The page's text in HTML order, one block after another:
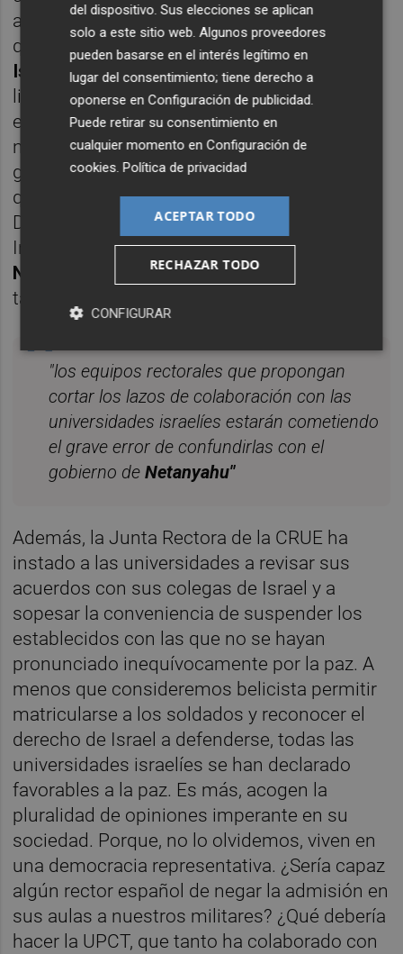
acto terrorista. Correcto. Así mismo, piden
que se deje entrar ayuda humanitaria, que
Israel
respete el derecho internacional y la
liberación de los rehenes. Un prudente
equilibrio. No obstante, echo de menos que
no hayan pedido la disolución de Hamás, un
grupo terrorista, con lo que les habría
quedado más redondo el comunicado.
Después de todo, el fiscal del Tribunal Penal
Internacional ha pedido juzgar a
Netanyahu
por crímenes de guerra, pero
también al máximo dirigente de
"los equipos rectorales que propongan
cortar los lazos de colaboración con las
universidades israelíes estarán cometiendo
el grave error de confundirlas con el
gobierno deNetanyahu"
Además, la Junta Rectora de la CRUE ha
instado a las universidades a revisar sus
acuerdos con sus colegas de Israel y a
sopesar la conveniencia de suspender los
establecidos con las que no se hayan
pronunciado inequívocamente por la paz. A
menos que consideremos belicista permitir
matricularse a los soldados y reconocer el
derecho de Israel a defenderse, todas las
universidades israelíes se han declarado
favorables a la paz. Es más, acogen la
pluralidad de opiniones imperante en su
sociedad. Porque, no lo olvidemos, viven en
una democracia representativa. ¿Sería capaz
algún rector español de negar la admisión en
sus aulas a nuestros militares? ¿Qué debería
hacer la UPCT, que tanto ha colaborado con
del dispositivo. Sus elecciones se aplican
solo a este sitio web. Algunos proveedores
pueden basarse en el interés legítimo en
lugar del consentimiento; tiene derecho a
oponerse enConfiguración de publicidad.
Puede retirar su consentimiento en
cualquier momento enConfiguración de
cookies.Política de privacidad
ACEPTAR TODO
RECHAZAR TODO
CONFIGURAR